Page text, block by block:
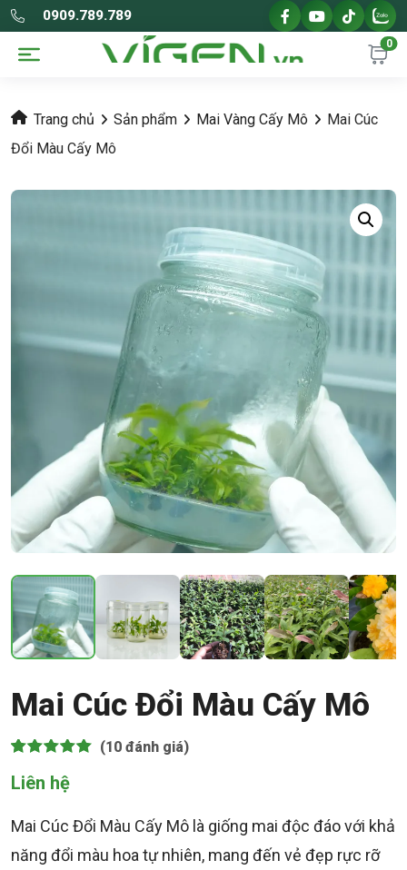
0909.789.789
0
Trang chủ Sản phẩm Mai Vàng Cấy Mô
Mai Cúc
Đổi Màu Cấy Mô
Mai Cúc Đổi Màu Cấy Mô
trên 5 dựa
trênđánh
(10 đánh giá)
Liên hệ
Mai Cúc Đổi Màu Cấy Mô là giống mai độc đáo với khả
năng đổi màu hoa tự nhiên, mang đến vẻ đẹp rực rỡ